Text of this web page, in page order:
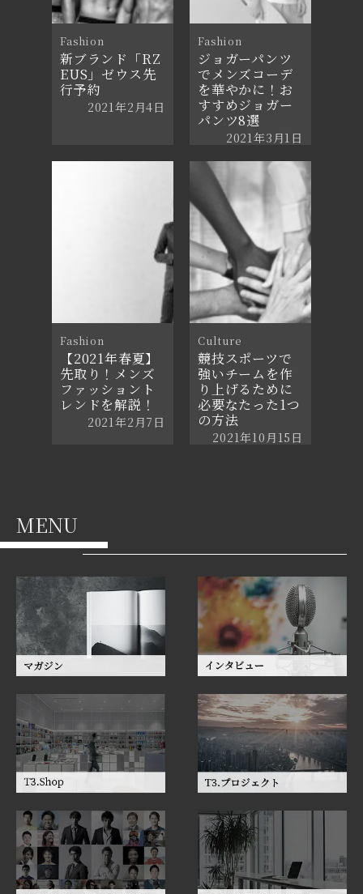
Fashion
新ブランド「RZ
EUS」ゼウス先
行予約
2021年2月4日
Fashion
ジョガーパンツ
でメンズコーデ
を華やかに！お
すすめジョガー
パンツ8選
2021年3月1日
Fashion
【2021年春夏】
先取り！メンズ
ファッショント
レンドを解説！
2021年2月7日
Culture
競技スポーツで
強いチームを作
り上げるために
必要なたった1つ
の方法
2021年10月15日
MENU